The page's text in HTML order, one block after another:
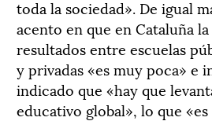
toda la sociedad». De igual
acento en que en Cataluña
resultados entre escuelas
y privadas «es muy poca» e
indicado que «hay que
educativo global», lo que